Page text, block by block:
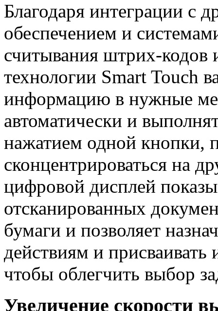
Благодаря интеграции с
обеспечением и
считывания штрих-кодов
технологии Smart Touch
информацию в нужные
автоматически и
нажатием одной кнопки,
сконцентрироваться на
цифровой дисплей
отсканированных
бумаги и позволяет
действиям и присваивать
чтобы облегчить выбор
Увеличение скорости